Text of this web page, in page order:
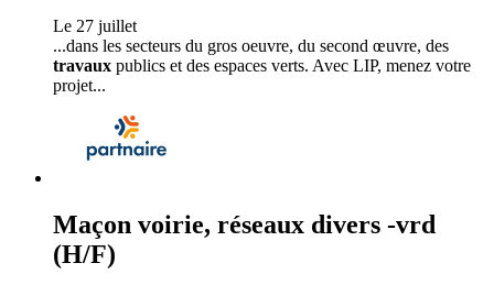
Le 27 juillet
...dans les secteurs du gros oeuvre, du second œuvre, des
travaux publics et des espaces verts. Avec LIP, menez votre
projet...
Maçon voirie, réseaux divers -vrd
(H/F)